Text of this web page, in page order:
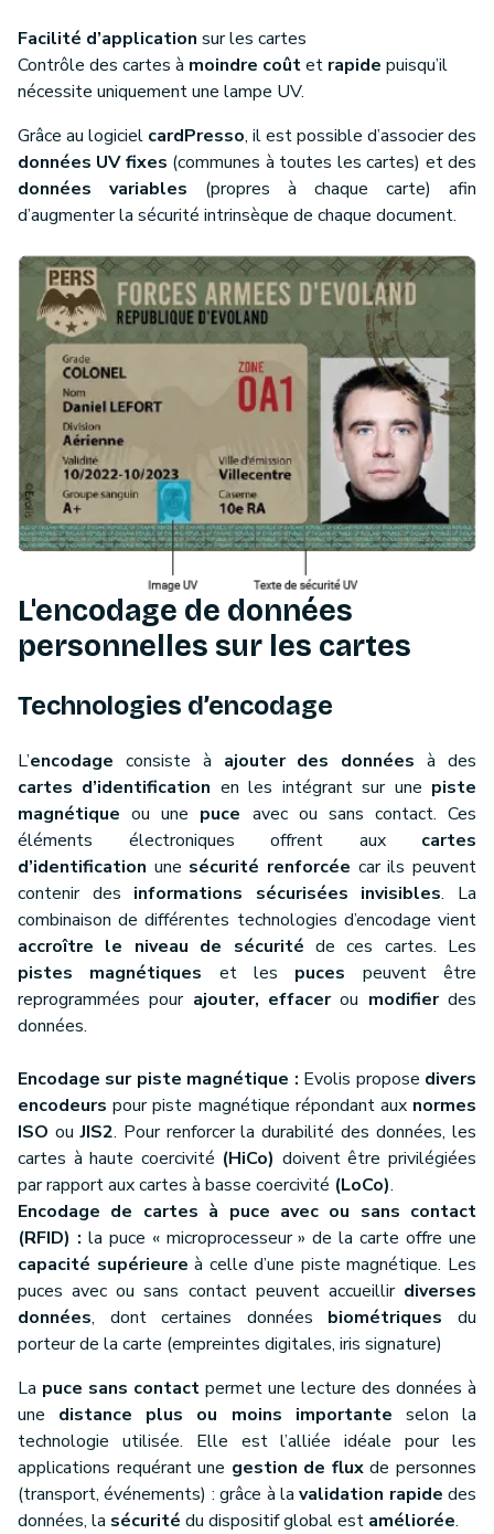
Facilité d’application sur les cartes
Contrôle des cartes à moindre coûtet rapide puisqu’il
nécessite uniquement une lampe UV.
Grâce au logiciel cardPresso, il est possible d’associer des
données UV fixes (communes à toutes les cartes) et des
données variables (propres à chaque carte) afin
d’augmenter la sécurité intrinsèque de chaque document.
L'encodage de données
personnelles sur les cartes
Technologies d’encodage
L’encodage consiste à ajouter des données à des
cartes d’identification en les intégrant sur une piste
magnétique ou une puce avec ou sans contact. Ces
éléments électroniques offrent aux cartes
d’identification une sécurité renforcée car ils peuvent
contenir des informations sécurisées invisibles. La
combinaison de différentes technologies d’encodage vient
accroître le niveau de sécurité de ces cartes. Les
pistes magnétiques et les puces peuvent être
reprogrammées pour ajouter, effacerou modifierdes
données.
Encodage sur piste magnétique : Evolis propose divers
encodeurs pour piste magnétique répondant aux normes
ISO ouJIS2. Pour renforcer la durabilité des données, les
cartes à haute coercivité (HiCo) doivent être privilégiées
par rapport aux cartes à basse coercivité (LoCo).
Encodage de cartes à puce avec ou sans contact
(RFID) : la puce « microprocesseur » de la carte offre une
capacité supérieure à celle d’une piste magnétique. Les
puces avec ou sans contact peuvent accueillir diverses
données, dont certaines données biométriques du
porteur de la carte (empreintes digitales, iris signature)
La puce sans contact permet une lecture des données à
une distance plus ou moins importante selon la
technologie utilisée. Elle est l’alliée idéale pour les
applications requérant une gestion de fluxde personnes
(transport, événements) : grâce à lavalidation rapide des
données, la sécurité du dispositif global est améliorée.